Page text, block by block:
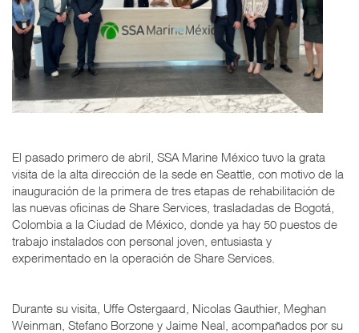
El pasado primero de abril, SSA Marine México tuvo la grata
visita de la alta dirección de la sede en Seattle, con motivo de la
inauguración de la primera de tres etapas de rehabilitación de
las nuevas oficinas de Share Services, trasladadas de Bogotá,
Colombia a la Ciudad de México, donde ya hay 50 puestos de
trabajo instalados con personal joven, entusiasta y
experimentado en la operación de Share Services.
Durante su visita, Uffe Ostergaard, Nicolas Gauthier, Meghan
Weinman, Stefano Borzone y Jaime Neal, acompañados por su